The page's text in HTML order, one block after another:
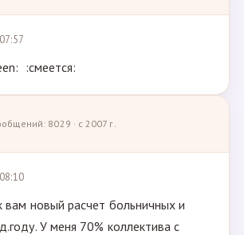
:смеется:
8029 · с 2007 г.
вам новый расчет больничных и
У меня 70% коллектива с